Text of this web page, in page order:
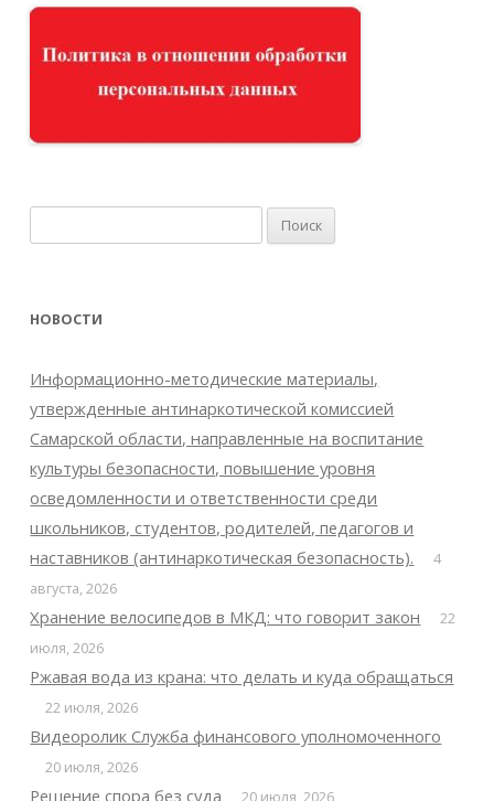
НОВОСТИ
Информационно-методические материалы,
утвержденные антинаркотической комиссией
Самарской области, направленные на воспитание
культуры безопасности, повышение уровня
осведомленности и ответственности среди
школьников, студентов, родителей, педагогов и
наставников (антинаркотическая безопасность).
4
августа, 2026
Хранение велосипедов в МКД: что говорит закон
22
июля, 2026
Ржавая вода из крана: что делать и куда обращаться
22 июля, 2026
Видеоролик Служба финансового уполномоченного
20 июля, 2026
Решение спора без суда 20 июля, 2026